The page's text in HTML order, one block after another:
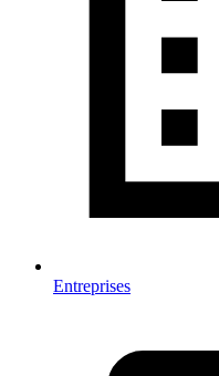
Entreprises